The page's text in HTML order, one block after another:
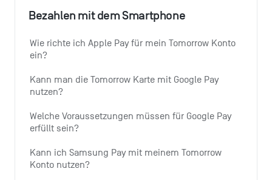
Bezahlen mit dem Smartphone
Wie richte ich Apple Pay für mein Tomorrow Konto
ein?
Kann man die Tomorrow Karte mit Google Pay
nutzen?
Welche Voraussetzungen müssen für Google Pay
erfüllt sein?
Kann ich Samsung Pay mit meinem Tomorrow
Konto nutzen?